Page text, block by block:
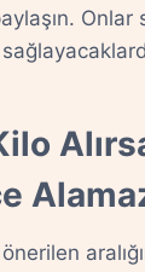
Onlar
önerilen